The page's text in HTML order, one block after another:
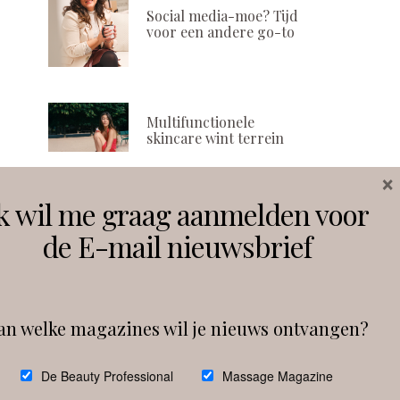
Social media-moe? Tijd
voor een andere go-to
Multifunctionele
skincare wint terrein
Volg ons
Follow on Instagram
wil me graag aanmelden voor
de E-mail nieuwsbrief
welke magazines wil je nieuws ontvangen?
De Beauty Professional Massage Magazine
×